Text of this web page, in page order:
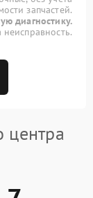
запчастей.
диагностику.
центра